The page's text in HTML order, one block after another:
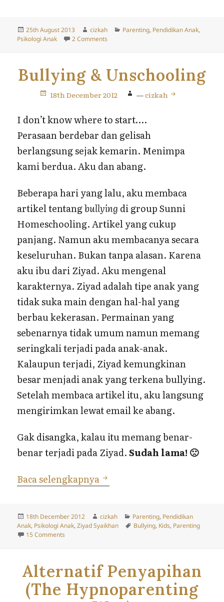
Posted
on
25th August 2013 Author
cizkah Categories
Parenting, Pendidikan Anak,
Psikologi Anak
2 Commentson Gaya Belajar Montessori
Bullying & Unschooling
18th December 2012 —cizkah
I don’t know where to start….
Perasaan berdebar dan gelisah
berlangsung sejak kemarin. Menimpa
kami berdua. Aku dan abang.
Beberapa hari yang lalu, aku membaca
artikel tentangbullying di group Sunni
Homeschooling. Artikel yang cukup
panjang. Namun aku membacanya secara
keseluruhan. Bukan tanpa alasan. Karena
aku ibu dari Ziyad. Aku mengenal
karakternya. Ziyad adalah tipe anak yang
tidak suka main dengan hal-hal yang
berbau kekerasan. Permainan yang
sebenarnya tidak umum namun memang
seringkali terjadi pada anak-anak.
Kalaupun terjadi, Ziyad kemungkinan
besar menjadi anak yang terkena bullying.
Setelah membaca artikel itu, aku langsung
mengirimkan lewat email ke abang.
Gak disangka, kalau itu memang benar-
benar terjadi pada Ziyad.Sudah lama! 🙁
Baca selengkapnya Bullying & Unschooling
Posted
on
18th December 2012 Author
cizkah Categories
Parenting, Pendidikan
Anak, Psikologi Anak,Ziyad Syaikhan Tags
Bullying, Kids, Parenting
15 Commentson Bullying & Unschooling
Alternatif Penyapihan
(The Hypnoparenting